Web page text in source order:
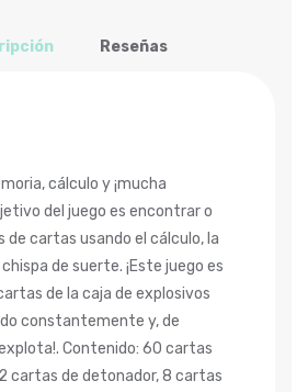
Reseñas
cálculo y ¡mucha
del juego es encontrar o
de cartas usando el cálculo, la
de suerte. ¡Este juego es
de la caja de explosivos
constantemente y, de
Contenido: 60 cartas
cartas de detonador, 8 cartas